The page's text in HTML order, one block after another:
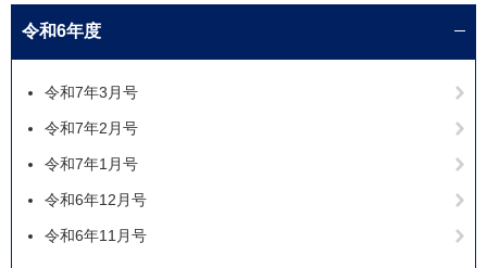
令和6年度
令和7年3月号
令和7年2月号
令和7年1月号
令和6年12月号
令和6年11月号